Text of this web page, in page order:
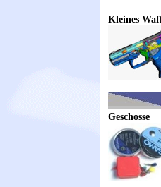
Kleines
Geschosse